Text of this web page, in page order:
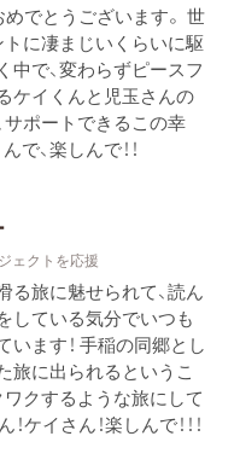
めでとうございます。 世
トに凄まじいくらいに駆
中で、変わらずピースフ
ケイくんと児玉さんの
サポートできるこの幸
、楽しんで！！
ェクトを応援
る旅に魅せられて、読ん
している気分でいつも
います！ 手稲の同郷とし
旅に出られるというこ
ワクするような旅にして
ケイさん！楽しんで！！！